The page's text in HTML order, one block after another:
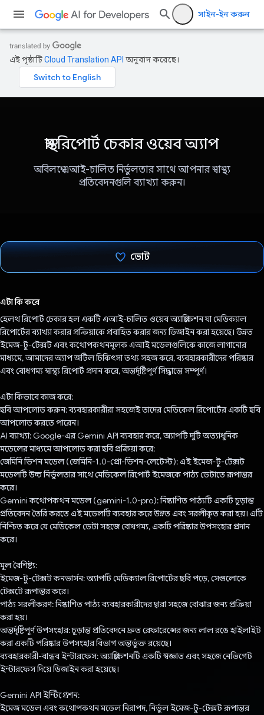
সাইন-ইন করুন
এই পৃষ্ঠাটিCloud Translation API অনুবাদ করেছে।
স্বাস্থ্য রিপোর্ট চেকার ওয়েব অ্যাপ
অবিলম্বে এআই-চালিত নির্ভুলতার সাথে আপনার স্বাস্থ্য
প্রতিবেদনগুলি ব্যাখ্যা করুন।
ভোট
এটা কি করে
হেলথ রিপোর্ট চেকার হল একটি এআই-চালিত ওয়েব অ্যাপ্লিকেশন যা মেডিক্যাল
রিপোর্টের ব্যাখ্যা করার প্রক্রিয়াকে প্রবাহিত করার জন্য ডিজাইন করা হয়েছে। উন্নত
ইমেজ-টু-টেক্সট এবং কথোপকথনমূলক এআই মডেলগুলিকে কাজে লাগানোর
মাধ্যমে, আমাদের অ্যাপ জটিল চিকিৎসা তথ্য সহজ করে, ব্যবহারকারীদের পরিষ্কার
এবং বোধগম্য স্বাস্থ্য রিপোর্ট প্রদান করে, অন্তর্দৃষ্টিপূর্ণ সিদ্ধান্তে সম্পূর্ণ।
এটা কিভাবে কাজ করে:
ছবি আপলোড করুন: ব্যবহারকারীরা সহজেই তাদের মেডিকেল রিপোর্টের একটি ছবি
আপলোড করতে পারেন।
AI ব্যাখ্যা: Google-এর Gemini API ব্যবহার করে, অ্যাপটি দুটি অত্যাধুনিক
মডেলের মাধ্যমে আপলোড করা ছবি প্রক্রিয়া করে:
জেমিনি ভিশন মডেল (জেমিনি-1.0-প্রো-ভিশন-লেটেস্ট): এই ইমেজ-টু-টেক্সট
মডেলটি উচ্চ নির্ভুলতার সাথে মেডিকেল রিপোর্ট ইমেজকে পাঠ্য ডেটাতে রূপান্তর
করে।
Gemini কথোপকথন মডেল (gemini-1.0-pro): নিষ্কাশিত পাঠ্যটি একটি চূড়ান্ত
প্রতিবেদন তৈরি করতে এই মডেলটি ব্যবহার করে উন্নত এবং সরলীকৃত করা হয়। এটি
নিশ্চিত করে যে মেডিকেল ডেটা সহজে বোধগম্য, একটি পরিষ্কার উপসংহার প্রদান
করে।
মূল বৈশিষ্ট্য:
ইমেজ-টু-টেক্সট কনভার্সন: অ্যাপটি মেডিক্যাল রিপোর্টের ছবি পড়ে, সেগুলোকে
টেক্সটে রূপান্তর করে।
পাঠ্য সরলীকরণ: নিষ্কাশিত পাঠ্য ব্যবহারকারীদের দ্বারা সহজে বোঝার জন্য প্রক্রিয়া
করা হয়।
অন্তর্দৃষ্টিপূর্ণ উপসংহার: চূড়ান্ত প্রতিবেদনে দ্রুত রেফারেন্সের জন্য লাল রঙে হাইলাইট
করা একটি পরিষ্কার উপসংহার বিভাগ অন্তর্ভুক্ত রয়েছে।
ব্যবহারকারী-বান্ধব ইন্টারফেস: অ্যাপ্লিকেশনটি একটি স্বজ্ঞাত এবং সহজে নেভিগেট
ইন্টারফেস দিয়ে ডিজাইন করা হয়েছে।
Gemini API ইন্টিগ্রেশন:
ইমেজ মডেল এবং কথোপকথন মডেল নিরাপদ, নির্ভুল ইমেজ-টু-টেক্সট রূপান্তর